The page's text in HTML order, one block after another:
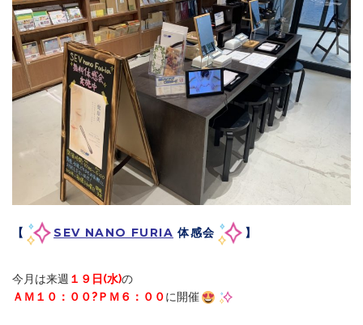
【 SEV NANO FURIA 体感会 】
今月は来週 １９日(水)の
ＡＭ１０：００?ＰＭ６：００に開催